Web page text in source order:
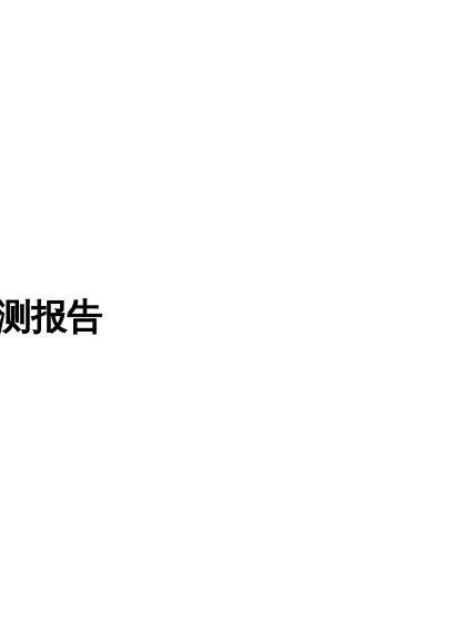
报告